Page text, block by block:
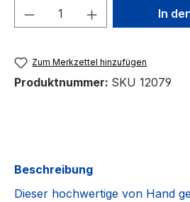
Produkt Anzahl: Gib
In
Zum Merkzettel hinzufügen
Produktnummer: SKU 12079
Beschreibung
Dieser hochwertige von Hand